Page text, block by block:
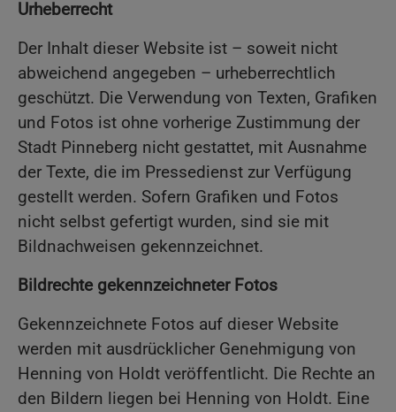
Urheberrecht
Der Inhalt dieser Website ist – soweit nicht
abweichend angegeben – urheberrechtlich
geschützt. Die Verwendung von Texten, Grafiken
und Fotos ist ohne vorherige Zustimmung der
Stadt Pinneberg nicht gestattet, mit Ausnahme
der Texte, die im Pressedienst zur Verfügung
gestellt werden. Sofern Grafiken und Fotos
nicht selbst gefertigt wurden, sind sie mit
Bildnachweisen gekennzeichnet.
Bildrechte gekennzeichneter Fotos
Gekennzeichnete Fotos auf dieser Website
werden mit ausdrücklicher Genehmigung von
Henning von Holdt veröffentlicht. Die Rechte an
den Bildern liegen bei Henning von Holdt. Eine